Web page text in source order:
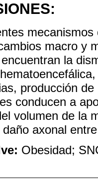
macro y
la
producción
conducen a
volumen de la
axonal
Obesidad;